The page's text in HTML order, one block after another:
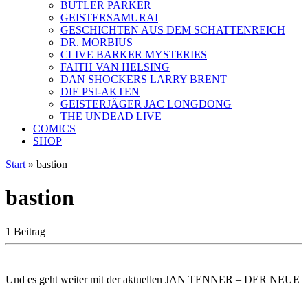
BUTLER PARKER
GEISTERSAMURAI
GESCHICHTEN AUS DEM SCHATTENREICH
DR. MORBIUS
CLIVE BARKER MYSTERIES
FAITH VAN HELSING
DAN SHOCKERS LARRY BRENT
DIE PSI-AKTEN
GEISTERJÄGER JAC LONGDONG
THE UNDEAD LIVE
COMICS
SHOP
Start » bastion
bastion
1 Beitrag
Und es geht weiter mit der aktuellen JAN TENNER – DER NEUE